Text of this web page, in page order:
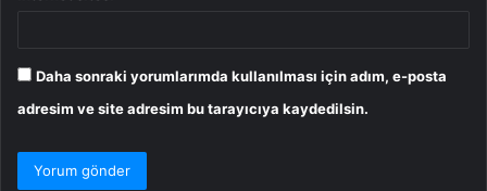
Daha sonraki yorumlarımda kullanılması için adım, e-posta
adresim ve site adresim bu tarayıcıya kaydedilsin.